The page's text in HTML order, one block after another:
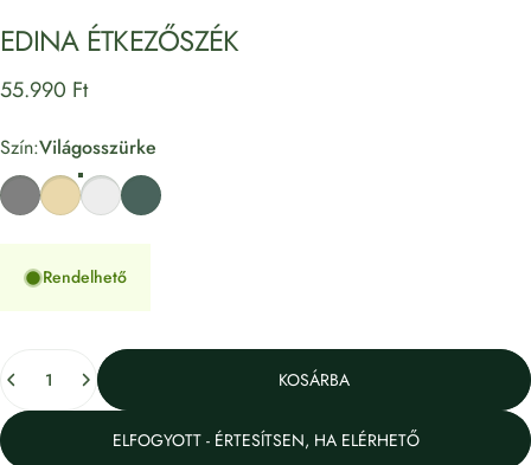
EDINA ÉTKEZŐSZÉK
55.990 Ft
Szín
Szín:Világosszürke
SzürkeBézsVilágosszürke
Sötétzöld
Rendelhető
KOSÁRBA
ELFOGYOTT - ÉRTESÍTSEN, HA ELÉRHETŐ